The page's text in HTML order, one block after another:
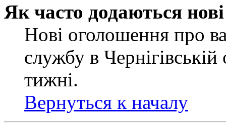
Як часто додаються
Нові оголошення про
службу в
тижні.
Вернуться к началу